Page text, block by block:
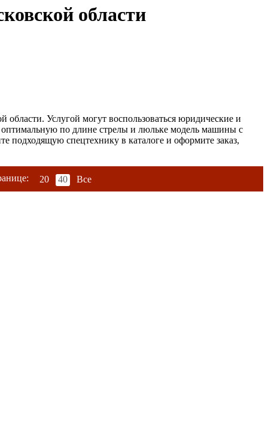
области
Услугой могут воспользоваться юридические и
по длине стрелы и люльке модель машины с
подходящую спецтехнику в каталоге и оформите заказ,
20 40 Все